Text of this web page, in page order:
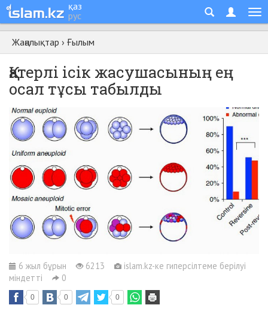
қаз
рус
Жаңалықтар › Ғылым
Қатерлі ісік жасушасының ең
осал тұсы табылды
6 жыл бұрын 6213
islam.kz-ке гиперсілтеме берілуі
міндетті
0
0 0 0